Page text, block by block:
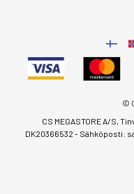
©
CS MEGASTORE A/S,
DK20366532 - Sähköposti: